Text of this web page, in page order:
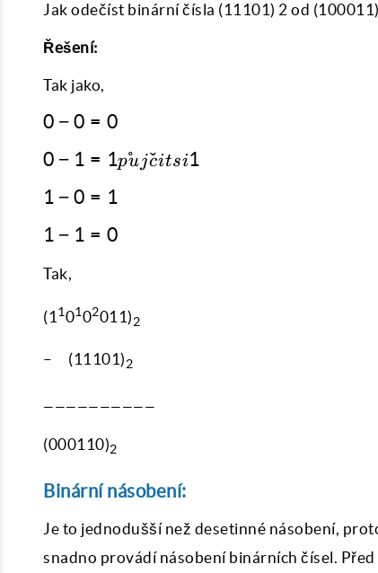
Jak odečíst binární čísla (11101) 2 od
Řešení:
Tak jako,
0
0
0
0 − 0 = 0
0 - 1
půjčit
0 − 1 = 1pu
˚ jc
ˇitsi1
1
0
1
1 − 0 = 1
1
1
0
1 − 1 = 0
Tak,
(1 10102011)2
– (11101)2
——————————
(000110)2
Binární násobení:
Je to jednodušší než desetinné násobení,
snadno provádí násobení binárních čísel.